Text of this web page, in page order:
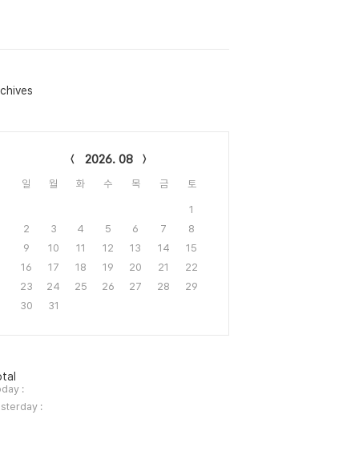
2026. 08
일 월 화 수 목 금 토
1
2
3 4 5 6 7
8
9
10 11 12 13 14
15
16
17 18 19 20 21
22
23
24 25 26 27 28
29
30
31
:
: